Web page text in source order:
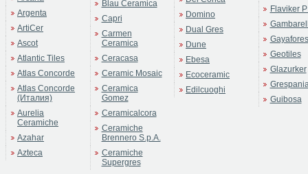
Argenta
ArtiCer
Ascot
Atlantic Tiles
Atlas Concorde
Atlas Concorde
(Италия)
Aurelia
Ceramiche
Azahar
Azteca
Blau Ceramica
Capri
Carmen
Ceramica
Ceracasa
Ceramic Mosaic
Ceramica
Gomez
Ceramicalcora
Ceramiche
Brennero S.p.A.
Ceramiche
Supergres
Domino
Dual Gres
Dune
Ebesa
Ecoceramic
Edilcuoghi
Flaviker
Gayafores
Geotiles
Glazurker
Guibosa